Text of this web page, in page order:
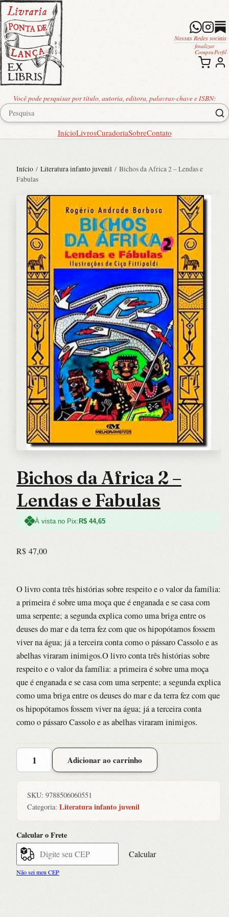
Você pode pesquisar por título, autoria, editora, palavras-chave e ISBN:
InícioLivrosCuradoriaSobreContato
Nossas Redes sociais
finalizar
Compra Perfil
Início / Literatura infanto juvenil / Bichos da Africa 2 – Lendas e
Fabulas
Bichos da Africa 2 –
Lendas e Fabulas
À vista no Pix:R$ 44,65
R$ 47,00
O livro conta três histórias sobre respeito e o valor da família:
a primeira é sobre uma moça que é enganada e se casa com
uma serpente; a segunda explica como uma briga entre os
deuses do mar e da terra fez com que os hipopótamos fossem
viver na água; já a terceira conta como o pássaro Cassolo e as
abelhas viraram inimigos.O livro conta três histórias sobre
respeito e o valor da família: a primeira é sobre uma moça
que é enganada e se casa com uma serpente; a segunda explica
como uma briga entre os deuses do mar e da terra fez com que
os hipopótamos fossem viver na água; já a terceira conta
como o pássaro Cassolo e as abelhas viraram inimigos.
Bichos
Fabulas
quantidade
Adicionar ao carrinho
SKU: 9788506060551
Categoria: Literatura infanto juvenil
Calcular o Frete
Calcular
Não sei meu CEP